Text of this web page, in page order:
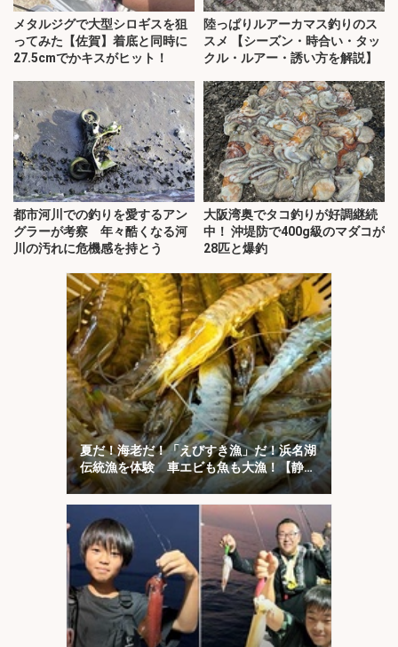
メタルジグで大型シロギスを狙
ってみた【佐賀】着底と同時に
27.5cmでかキスがヒット！
陸っぱりルアーカマス釣りのス
スメ 【シーズン・時合い・タッ
クル・ルアー・誘い方を解説】
都市河川での釣りを愛するアン
グラーが考察 年々酷くなる河
川の汚れに危機感を持とう
大阪湾奥でタコ釣りが好調継続
中！ 沖堤防で400g級のマダコが
28匹と爆釣
夏だ！海老だ！「えびすき漁」だ！浜名湖
伝統漁を体験 車エビも魚も大漁！【静
岡】